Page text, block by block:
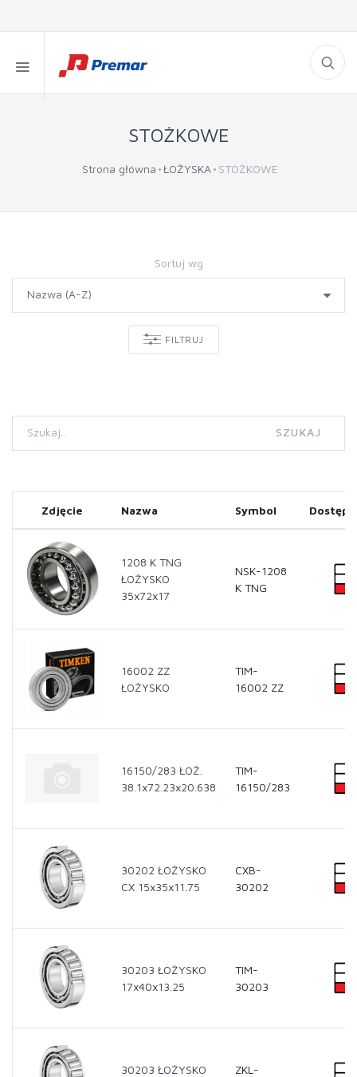
STOŻKOWE
Strona główna ŁOŻYSKA STOŻKOWE
Sortuj wg
FILTRUJ
SZUKAJ
Zdjęcie Nazwa Symbol
1208 K TNG
ŁOŻYSKO
35x72x17
NSK-1208
K TNG
16002 ZZ
ŁOŻYSKO
TIM-
16002 ZZ
16150/283 ŁOŻ.
38.1x72.23x20.638
TIM-
16150/283
30202 ŁOŻYSKO
CX 15x35x11.75
CXB-
30202
30203 ŁOŻYSKO
17x40x13.25
TIM-
30203
30203 ŁOŻYSKO
ZKL-